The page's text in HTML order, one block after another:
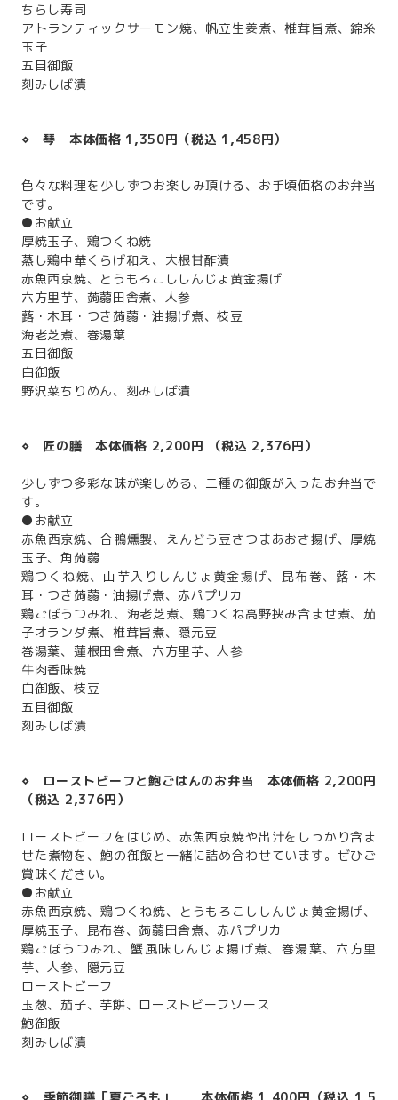
ちらし寿司
アトランティックサーモン焼、帆立生姜煮、椎茸旨煮、錦糸
玉子
五目御飯
刻みしば漬
⋄ 琴 本体価格 1,350円（税込 1,458円）
色々な料理を少しずつお楽しみ頂ける、お手頃価格のお弁当
です。
●お献立
厚焼玉子、鶏つくね焼
蒸し鶏中華くらげ和え、大根甘酢漬
赤魚西京焼、とうもろこししんじょ黄金揚げ
六方里芋、蒟蒻田舎煮、人参
蕗・木耳・つき蒟蒻・油揚げ煮、枝豆
海老芝煮、巻湯葉
五目御飯
白御飯
野沢菜ちりめん、刻みしば漬
⋄ 匠の膳 本体価格 2,200円 （税込 2,376円）
少しずつ多彩な味が楽しめる、二種の御飯が入ったお弁当で
す。
●お献立
赤魚西京焼、合鴨燻製、えんどう豆さつまあおさ揚げ、厚焼
玉子、角蒟蒻
鶏つくね焼、山芋入りしんじょ黄金揚げ、昆布巻、蕗・木
耳・つき蒟蒻・油揚げ煮、赤パプリカ
鶏ごぼうつみれ、海老芝煮、鶏つくね高野挟み含ませ煮、茄
子オランダ煮、椎茸旨煮、隠元豆
巻湯葉、蓮根田舎煮、六方里芋、人参
牛肉香味焼
白御飯、枝豆
五目御飯
刻みしば漬
⋄ ローストビーフと鮑ごはんのお弁当 本体価格 2,200円
（税込 2,376円）
ローストビーフをはじめ、赤魚西京焼や出汁をしっかり含ま
せた煮物を、鮑の御飯と一緒に詰め合わせています。ぜひご
賞味ください。
●お献立
赤魚西京焼、鶏つくね焼、とうもろこししんじょ黄金揚げ、
厚焼玉子、昆布巻、蒟蒻田舎煮、赤パプリカ
鶏ごぼうつみれ、蟹風味しんじょ揚げ煮、巻湯葉、六方里
芋、人参、隠元豆
ローストビーフ
玉葱、茄子、芋餅、ローストビーフソース
鮑御飯
刻みしば漬